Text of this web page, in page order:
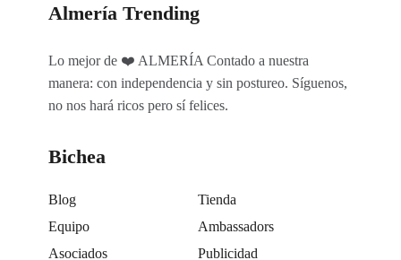
Almería Trending
Lo mejor de ❤️ ALMERÍA Contado a nuestra
manera: con independencia y sin postureo. Síguenos,
no nos hará ricos pero sí felices.
Bichea
Blog
Tienda
Equipo
Ambassadors
Asociados
Publicidad